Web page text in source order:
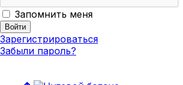
Запомнить меня
Зарегистрироваться
Забыли пароль?